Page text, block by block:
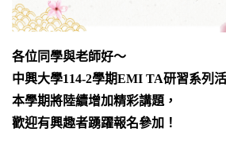
各位同學與老師好～
中興大學114-2學期EMI TA研習系列
本學期將陸續增加精彩講題，
歡迎有興趣者踴躍報名參加！